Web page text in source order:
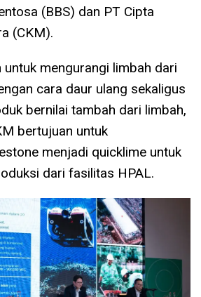
(BBS) dan PT Cipta
(CKM).
untuk mengurangi limbah dari
cara daur ulang sekaligus
bernilai tambah dari limbah,
bertujuan untuk
menjadi quicklime untuk
dari fasilitas HPAL.